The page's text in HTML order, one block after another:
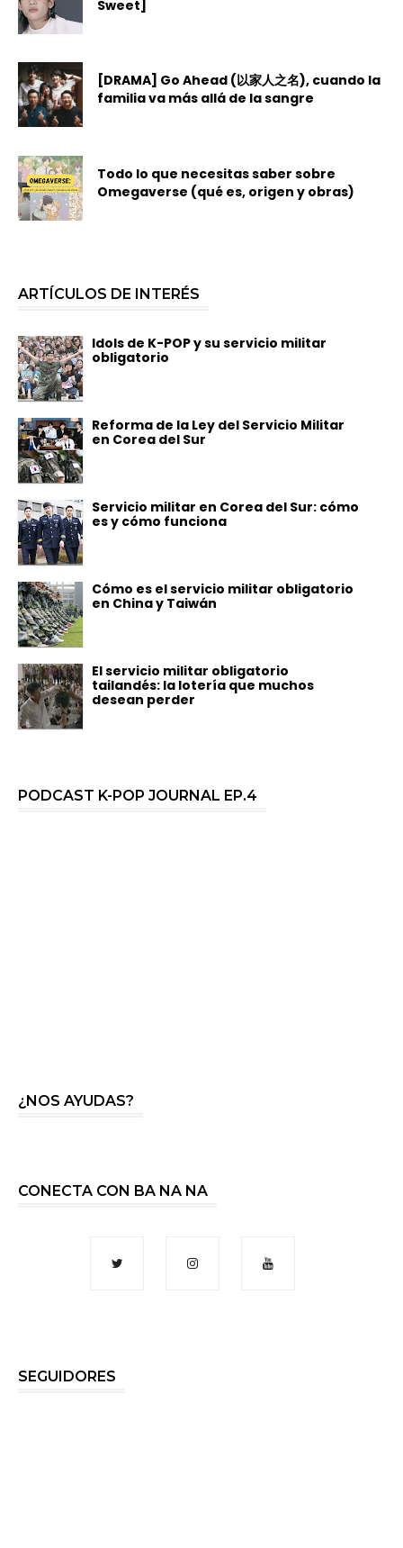
Sweet]
[DRAMA] Go Ahead (以家人之名), cuando la
familia va más allá de la sangre
Todo lo que necesitas saber sobre
Omegaverse (qué es, origen y obras)
ARTÍCULOS DE INTERÉS
Idols de K-POP y su servicio militar
obligatorio
Reforma de la Ley del Servicio Militar
en Corea del Sur
Servicio militar en Corea del Sur: cómo
es y cómo funciona
Cómo es el servicio militar obligatorio
en China y Taiwán
El servicio militar obligatorio
tailandés: la lotería que muchos
desean perder
PODCAST K-POP JOURNAL EP.4
¿NOS AYUDAS?
CONECTA CON BA NA NA
SEGUIDORES